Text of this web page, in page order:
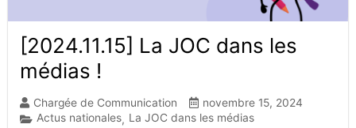
[2024.11.15] La JOC dans les
médias !
Chargée de Communication
novembre 15, 2024
Actus nationales, La JOC dans les médias